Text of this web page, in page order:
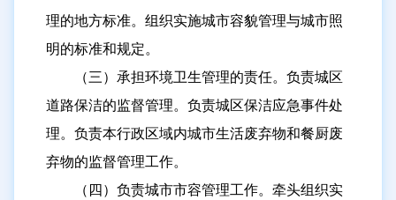
历下区人力资源和社会保障局
历下区泉城路街道办事处
历下区大明湖街道办事处
历下区东关街道办事处
历下区建筑新村街道办事处
理的地方标准。组织实施城市容貌管理与城市照
明的标准和规定。
（三）承担环境卫生管理的责任。负责城区
道路保洁的监督管理。负责城区保洁应急事件处
理。负责本行政区域内城市生活废弃物和餐厨废
弃物的监督管理工作。
（四）负责城市市容管理工作。牵头组织实